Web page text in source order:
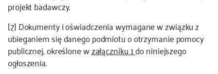
projekt badawczy.
[7]Dokumenty i oświadczenia wymagane w związku z
ubieganiem się danego podmiotu o otrzymanie pomocy
publicznej, określone wzałączniku 1do niniejszego
ogłoszenia.